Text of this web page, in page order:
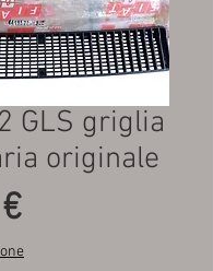
GLS griglia
originale
Prezzo